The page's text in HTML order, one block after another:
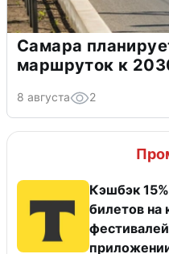
Самара
маршруток к
8 августа 2
Кэшбэк
билетов на